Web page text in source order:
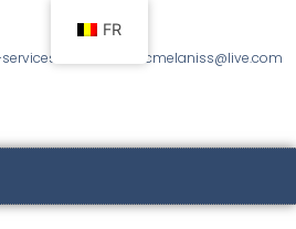
cmelaniss@live.com
FR